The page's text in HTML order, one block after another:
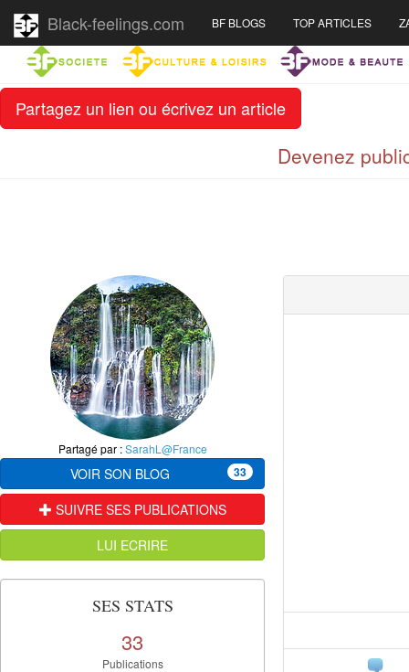
Partagez un lien ou écrivez un article
Black-feelings.com BF BLOGS TOP ARTICLES
Devenez
Partagé par :SarahL@France
VOIR SON BLOG 33
SUIVRE SES PUBLICATIONS
LUI ECRIRE
SES STATS
33
Publications